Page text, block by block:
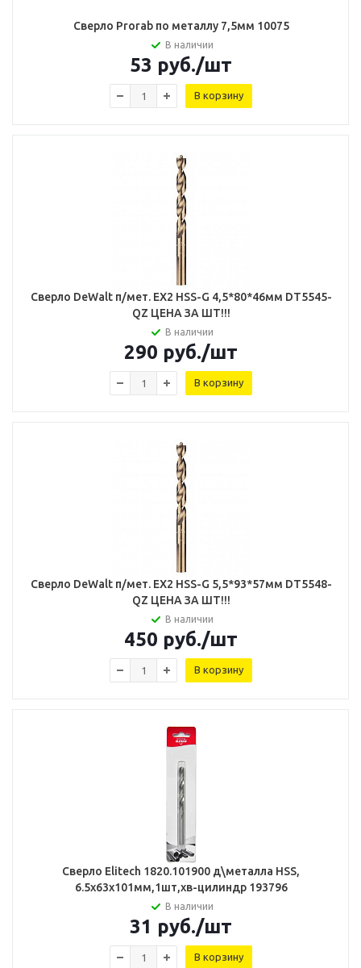
Сверло Prorab по металлу 7,5мм 10075
В наличии
53 руб./шт
В корзину
Сверло DeWalt п/мет. EX2 HSS-G 4,5*80*46мм DT5545-
QZ ЦЕНА ЗА ШТ!!!
В наличии
290 руб./шт
В корзину
Сверло DeWalt п/мет. EX2 HSS-G 5,5*93*57мм DT5548-
QZ ЦЕНА ЗА ШТ!!!
В наличии
450 руб./шт
В корзину
Сверло Elitech 1820.101900 д\металла HSS,
6.5х63х101мм,1шт,хв-цилиндр 193796
В наличии
31 руб./шт
В корзину